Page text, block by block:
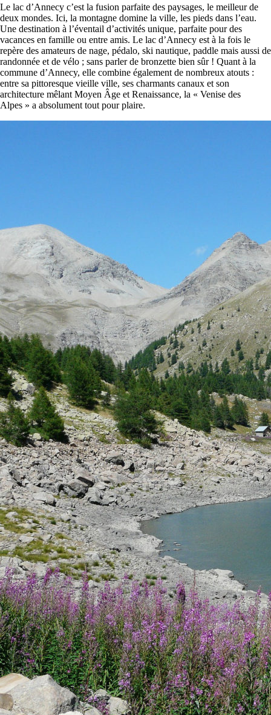
Le lac d’Annecy c’est la fusion parfaite des paysages, le meilleur de
deux mondes. Ici, la montagne domine la ville, les pieds dans l’eau.
Une destination à l’éventail d’activités unique, parfaite pour des
vacances en famille ou entre amis. Le lac d’Annecy est à la fois le
repère des amateurs de nage, pédalo, ski nautique, paddle mais aussi de
randonnée et de vélo ; sans parler de bronzette bien sûr ! Quant à la
commune d’Annecy, elle combine également de nombreux atouts :
entre sa pittoresque vieille ville, ses charmants canaux et son
architecture mêlant Moyen Âge et Renaissance, la « Venise des
Alpes » a absolument tout pour plaire.